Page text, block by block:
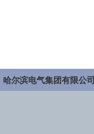
哈尔滨电气集团有限公